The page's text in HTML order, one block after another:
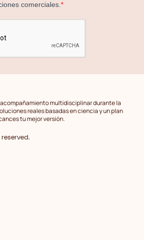
multidisciplinar durante la
reales basadas en ciencia y un plan
tu mejor versión.